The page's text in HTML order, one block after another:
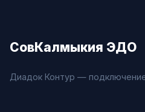
СовКалмыкия ЭДО
Диадок Контур —